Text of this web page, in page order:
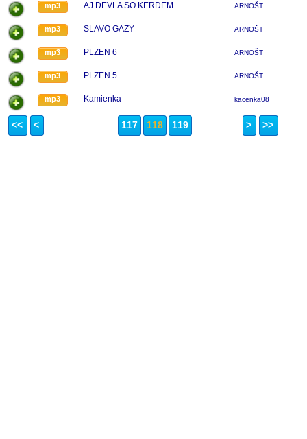
mp3 AJ DEVLA SO KERDEM ARNOŠT
mp3 SLAVO GAZY ARNOŠT
mp3 PLZEN 6 ARNOŠT
mp3 PLZEN 5 ARNOŠT
mp3 Kamienka kacenka08
<< < 117 118 119 > >>